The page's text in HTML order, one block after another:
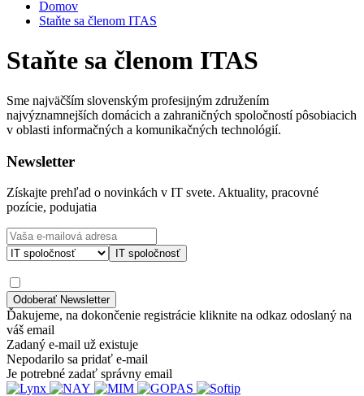
Domov
Staňte sa členom ITAS
Staňte sa členom ITAS
Sme najväčším slovenským profesijným združením
najvýznamnejších domácich a zahraničných spoločností pôsobiacich
v oblasti informačných a komunikačných technológií.
Newsletter
Získajte prehľad o novinkách v IT svete. Aktuality, pracovné
pozície, podujatia
IT spoločnosť
Ďakujeme, na dokončenie registrácie kliknite na odkaz odoslaný na
váš email
Zadaný e-mail už existuje
Nepodarilo sa pridať e-mail
Je potrebné zadať správny email